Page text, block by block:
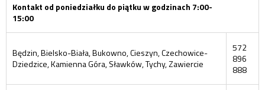
Kontakt od poniedziałku do piątku w godzinach 7:00-
15:00
Będzin, Bielsko-Biała, Bukowno, Cieszyn, Czechowice-
Dziedzice, Kamienna Góra, Sławków, Tychy, Zawiercie
572
896
888